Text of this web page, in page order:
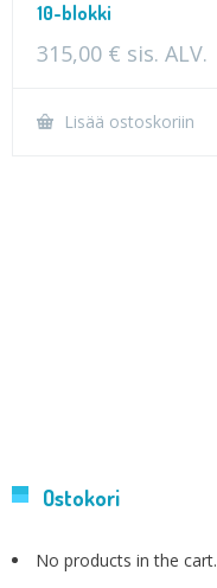
10-blokki
315,00 € sis. ALV.
Lisää ostoskoriin
Ostokori
No products in the cart.